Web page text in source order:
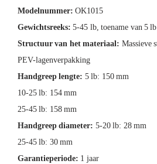
Modelnummer:OK1015
Gewichtsreeks:5-45 lb, toename van 5 lb
Structuur van het materiaal: Massieve
PEV-lagenverpakking
Handgreep lengte: 5 lb: 150 mm
10-25 lb: 154 mm
25-45 lb: 158 mm
Handgreep diameter: 5-20 lb: 28 mm
25-45 lb: 30 mm
Garantieperiode: 1 jaar